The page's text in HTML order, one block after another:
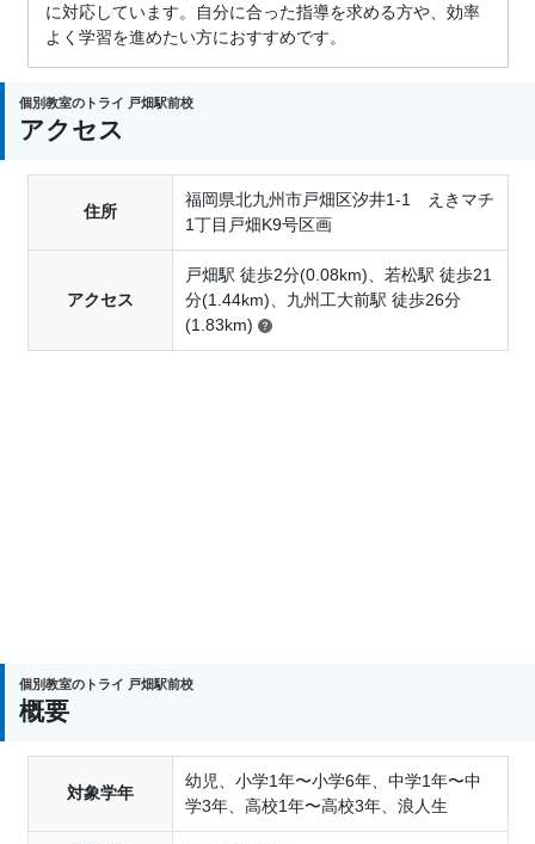
に対応しています。自分に合った指導を求める方や、効率
よく学習を進めたい方におすすめです。
個別教室のトライ 戸畑駅前校
アクセス
住所
福岡県北九州市戸畑区汐井1-1 えきマチ
1丁目戸畑K9号区画
アクセス
戸畑駅 徒歩2分(0.08km)、若松駅 徒歩21
分(1.44km)、九州工大前駅 徒歩26分
(1.83km)
個別教室のトライ 戸畑駅前校
概要
対象学年
幼児、小学1年〜小学6年、中学1年〜中
学3年、高校1年〜高校3年、浪人生